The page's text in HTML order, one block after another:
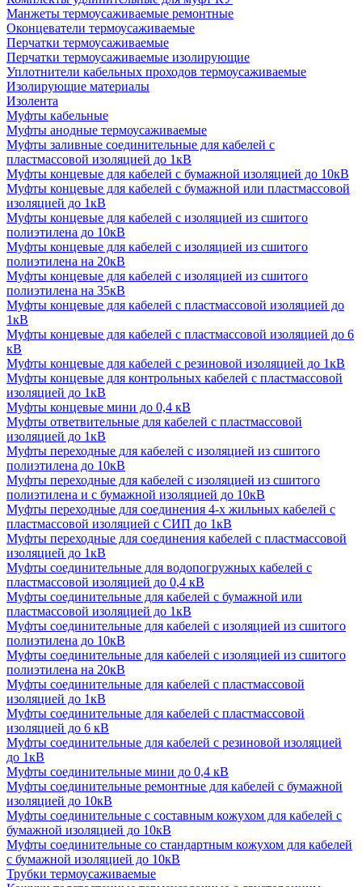
Манжеты термоусаживаемые ремонтные
Оконцеватели термоусаживаемые
Перчатки термоусаживаемые
Перчатки термоусаживаемые изолирующие
Уплотнители кабельных проходов термоусаживаемые
Изолирующие материалы
Изолента
Муфты кабельные
Муфты анодные термоусаживаемые
Муфты заливные соединительные для кабелей с
пластмассовой изоляцией до 1кВ
Муфты концевые для кабелей с бумажной изоляцией до 10кВ
Муфты концевые для кабелей с бумажной или пластмассовой
изоляцией до 1кВ
Муфты концевые для кабелей с изоляцией из сшитого
полиэтилена до 10кВ
Муфты концевые для кабелей с изоляцией из сшитого
полиэтилена на 20кВ
Муфты концевые для кабелей с изоляцией из сшитого
полиэтилена на 35кВ
Муфты концевые для кабелей с пластмассовой изоляцией до
1кВ
Муфты концевые для кабелей с пластмассовой изоляцией до 6
кВ
Муфты концевые для кабелей с резиновой изоляцией до 1кВ
Муфты концевые для контрольных кабелей с пластмассовой
изоляцией до 1кВ
Муфты концевые мини до 0,4 кВ
Муфты ответвительные для кабелей с пластмассовой
изоляцией до 1кВ
Муфты переходные для кабелей с изоляцией из сшитого
полиэтилена до 10кВ
Муфты переходные для кабелей с изоляцией из сшитого
полиэтилена и с бумажной изоляцией до 10кВ
Муфты переходные для соединения 4-х жильных кабелей с
пластмассовой изоляцией с СИП до 1кВ
Муфты переходные для соединения кабелей с пластмассовой
изоляцией до 1кВ
Муфты соединительные для водопогружных кабелей с
пластмассовой изоляцией до 0,4 кВ
Муфты соединительные для кабелей с бумажной или
пластмассовой изоляцией до 1кВ
Муфты соединительные для кабелей с изоляцией из сшитого
полиэтилена до 10кВ
Муфты соединительные для кабелей с изоляцией из сшитого
полиэтилена на 20кВ
Муфты соединительные для кабелей с пластмассовой
изоляцией до 1кВ
Муфты соединительные для кабелей с пластмассовой
изоляцией до 6 кВ
Муфты соединительные для кабелей с резиновой изоляцией
до 1кВ
Муфты соединительные мини до 0,4 кВ
Муфты соединительные ремонтные для кабелей с бумажной
изоляцией до 10кВ
Муфты соединительные с составным кожухом для кабелей с
бумажной изоляцией до 10кВ
Муфты соединительные со стандартным кожухом для кабелей
с бумажной изоляцией до 10кВ
Трубки термоусаживаемые